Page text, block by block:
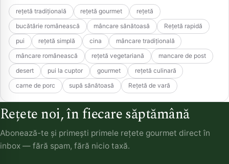
rețetă tradițională rețetă gourmet
rețetă
bucătărie românească
mâncare sănătoasă
Rețetă rapidă
pui
rețetă simplă cina
mâncare tradițională
mâncare românească
rețetă vegetariană
mancare de post
desert
pui la cuptor gourmet
rețetă culinară
carne de porc
supă sănătoasă Rețetă de vară
Rețete noi, în fiecare săptămână
Abonează-te și primești primele rețete gourmet direct în
inbox — fără spam, fără nicio taxă.